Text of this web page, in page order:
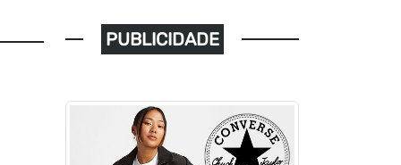
PUBLICIDADE